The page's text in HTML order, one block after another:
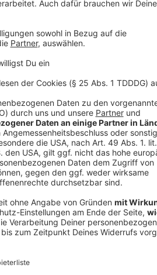
völlig. Es ist wichtig, dass
Signal, das von der
für München und
jeder Ebene eine
handelt es sich
die Festspielleitung», die
indirekt die
und Enttäuschung
die wir in diesem
Stelle eine Bühne
entzieht, das ist
muss genauso handeln.»